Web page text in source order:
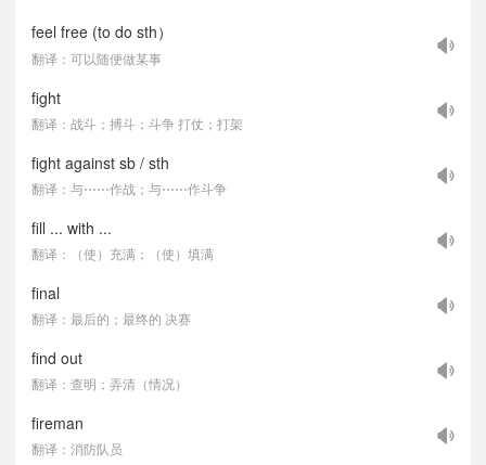
feel free (to do sth）
翻译：可以随便做某事
fight
翻译：战斗；搏斗；斗争 打仗；打架
fight against sb / sth
翻译：与⋯⋯作战；与⋯⋯作斗争
fill ... with ...
翻译：（使）充满；（使）填满
final
翻译：最后的；最终的 决赛
find out
翻译：查明；弄清（情况）
fireman
翻译：消防队员